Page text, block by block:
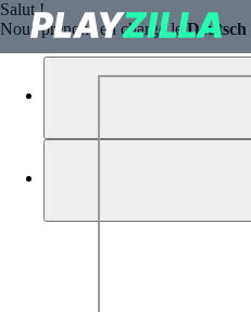
Salut !
Nous prenons en charge leDeutsch